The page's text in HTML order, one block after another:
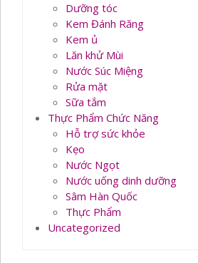
Dưỡng tóc
Kem Đánh Răng
Kem ủ
Lăn khử Mùi
Nước Súc Miệng
Rửa mặt
Sữa tắm
Thực Phẩm Chức Năng
Hỗ trợ sức khỏe
Kẹo
Nước Ngọt
Nước uống dinh dưỡng
Sâm Hàn Quốc
Thực Phẩm
Uncategorized